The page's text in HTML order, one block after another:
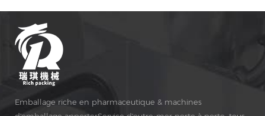
Emballage riche en pharmaceutique & machines